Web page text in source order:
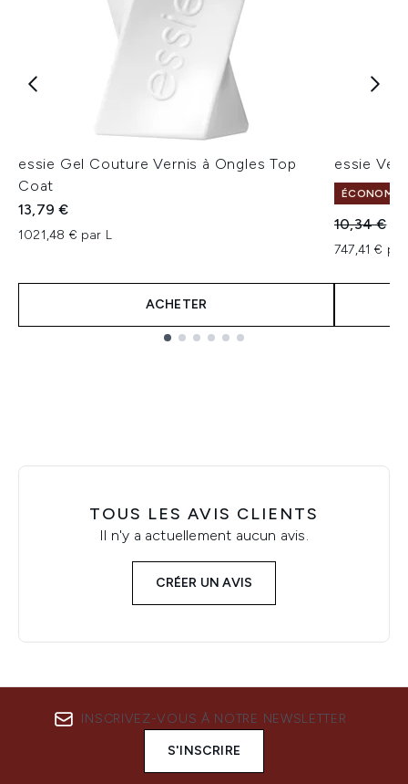
essie Gel Couture Vernis à Ongles Top
Coat
13,79 €
1021,48 € par L
ACHETER
essie
Prix de
10,34 €
747,41 €
TOUS LES AVIS CLIENTS
Il n'y a actuellement aucun avis.
CRÉER UN AVIS
INSCRIVEZ-VOUS À NOTRE NEWSLETTER
S'INSCRIRE